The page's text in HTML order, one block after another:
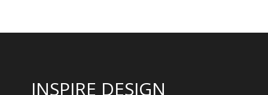
INSPIRE DESIGN